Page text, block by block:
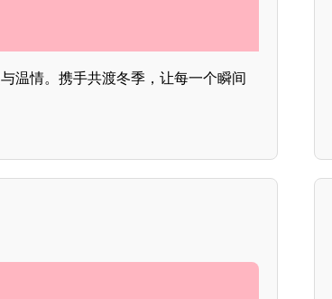
温情。携手共渡冬季，让每一个瞬间